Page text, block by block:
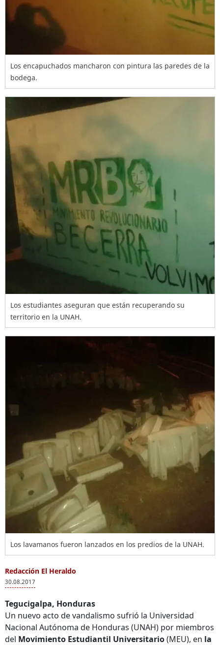
Los encapuchados mancharon con pintura las paredes de la
bodega.
Los estudiantes aseguran que están recuperando su
territorio en la UNAH.
Los lavamanos fueron lanzados en los predios de la UNAH.
Redacción El Heraldo
30.08.2017
Tegucigalpa, Honduras
Un nuevo acto de vandalismo sufrió la Universidad
Nacional Autónoma de Honduras (UNAH) por miembros
del Movimiento Estudiantil Universitario(MEU), en la